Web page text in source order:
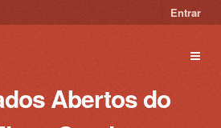
Entrar
Abertos do